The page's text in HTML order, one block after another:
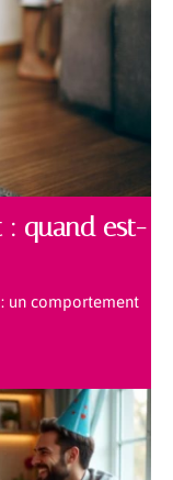
: quand est-
un comportement